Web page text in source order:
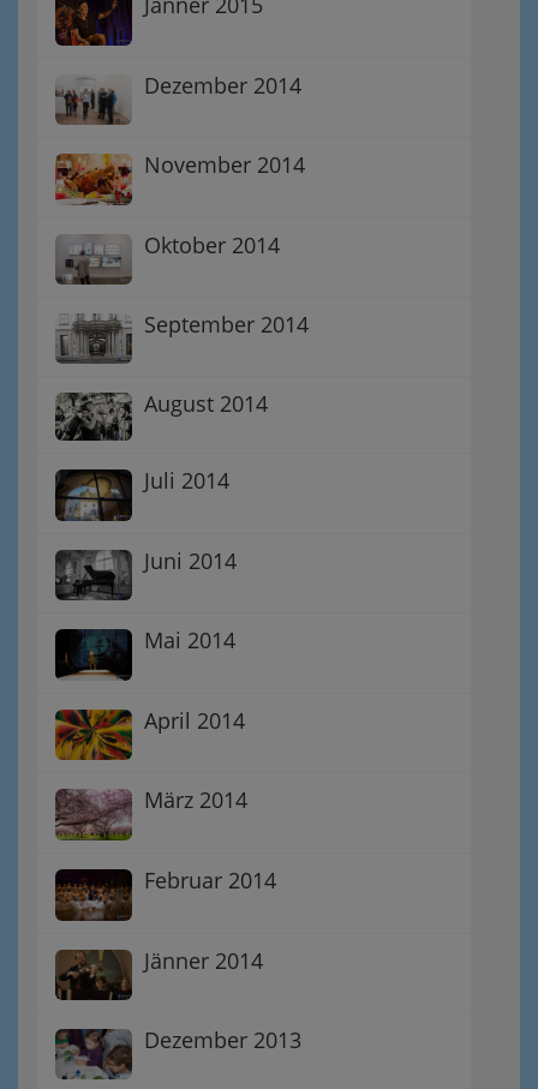
Dezember 2014
November 2014
Oktober 2014
September 2014
August 2014
Juli 2014
Juni 2014
Mai 2014
April 2014
März 2014
Februar 2014
Jänner 2014
Dezember 2013